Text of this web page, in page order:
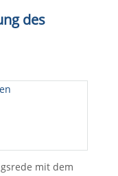
des
mit dem